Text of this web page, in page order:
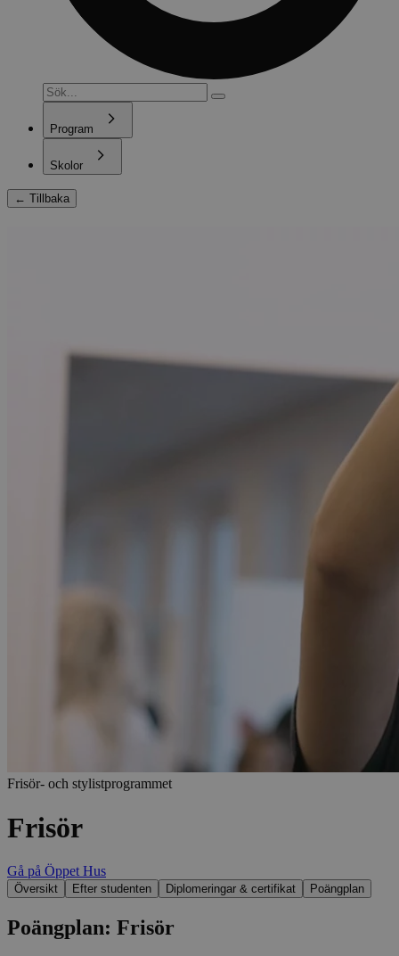
Program
Skolor
← Tillbaka
Frisör- och stylistprogrammet
Frisör
Gå på Öppet Hus
Översikt Efter studenten Diplomeringar & certifikat Poängplan
Poängplan: Frisör